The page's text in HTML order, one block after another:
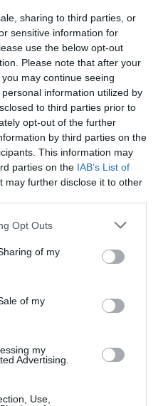
sharing to third parties, or
sensitive information for
use the below opt-out
Please note that after your
may continue seeing
information utilized by
to third parties prior to
opt-out of the further
by third parties on the
This information may
parties on the IAB’s List of
may further disclose it to other
Opt Outs
of my
of my
my
Advertising.
Use,
de desmitificar la
de
es un trabajo
SANCHISTA
de La Mareta:
criminal”